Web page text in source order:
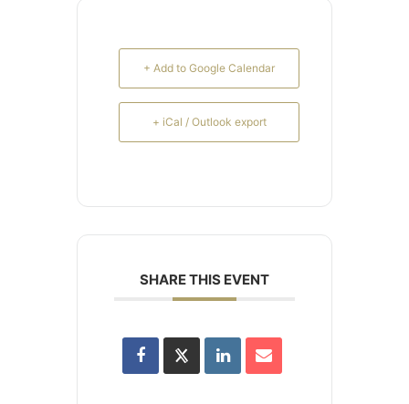
+ Add to Google Calendar
+ iCal / Outlook export
SHARE THIS EVENT